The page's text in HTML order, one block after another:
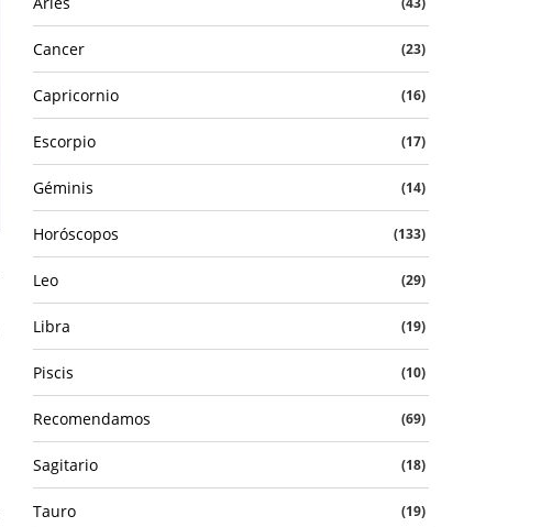
Cancer (23)
Capricornio (16)
Escorpio (17)
Géminis (14)
Horóscopos (133)
Leo (29)
Libra (19)
Piscis (10)
Recomendamos (69)
Sagitario (18)
Tauro (19)